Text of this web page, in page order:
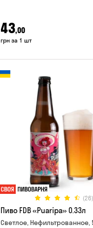
43,00
грн за 1 шт
(26)
Пиво FDB «Puaripa» 0.33л
Светлое, Нефильтрованное,